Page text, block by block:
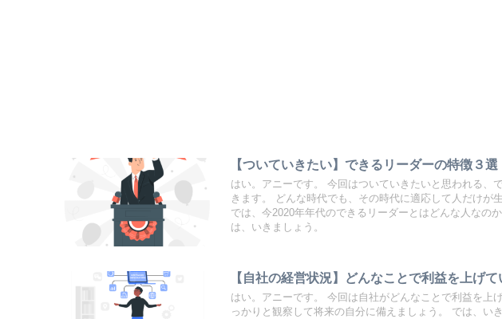
【ついていきたい】できるリーダーの特徴３選
はい。アニーです。 今回はついていきたいと思われる、
きます。 どんな時代でも、その時代に適応して人だけが
では、今2020年年代のできるリーダーとはどんな人なの
は、いきましょう。
【自社の経営状況】どんなことで利益を上げ
はい。アニーです。 今回は自社がどんなことで利益を上
っかりと観察して将来の自分に備えましょう。 では、いき